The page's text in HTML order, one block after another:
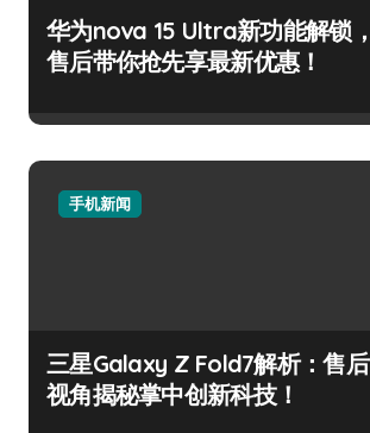
华为nova 15 Ultra新功能解锁，
售后带你抢先享最新优惠！
手机新闻
三星Galaxy Z Fold7解析：售后
视角揭秘掌中创新科技！